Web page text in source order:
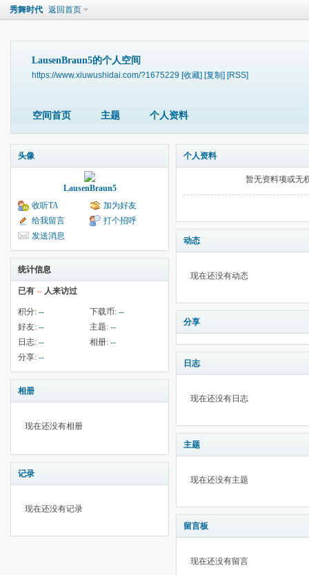
秀舞时代 返回首页
LausenBraun5的个人空间
https://www.xiuwushidai.com/?1675229 [收藏] [复制] [RSS]
空间首页 主题 个人资料
头像
LausenBraun5
收听TA
加为好友
给我留言
打个招呼
发送消息
统计信息
已有 -- 人来访过
积分: -- 下载币: --
好友: -- 主题: --
日志: -- 相册: --
分享: --
相册
现在还没有相册
记录
现在还没有记录
个人资料
暂无资料项或无
动态
现在还没有动态
分享
日志
现在还没有日志
主题
现在还没有主题
留言板
现在还没有留言